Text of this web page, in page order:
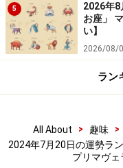
7位：しし座
生まれ）
慎重すぎると後悔す
5
2026年8
お座」
い】
2026/08/
ラン
All About > 趣味 >
2024年7月20日の運勢ラ
プリマヴェ